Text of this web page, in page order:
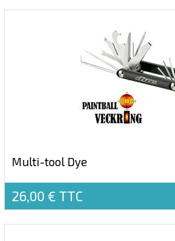
Multi-tool Dye
26,00 € TTC